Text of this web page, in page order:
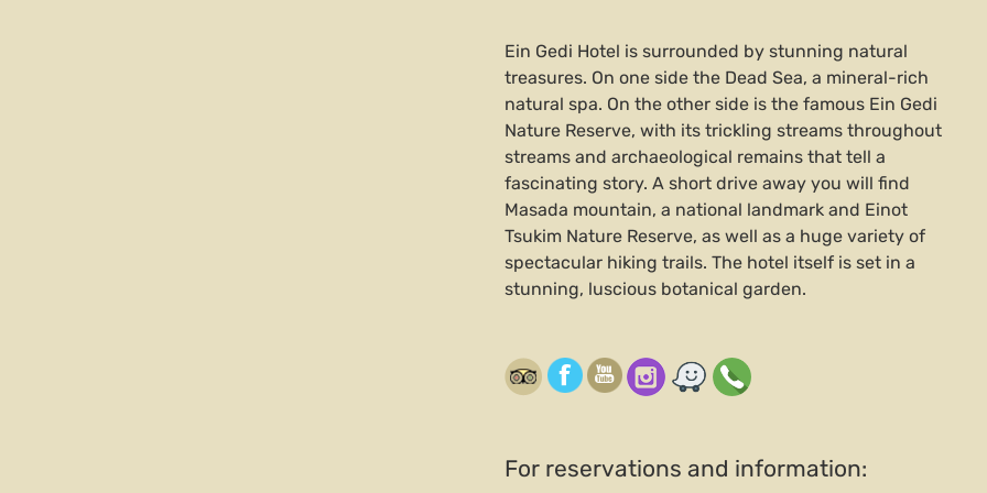
Ein Gedi Hotel is surrounded by stunning natural
treasures. On one side the Dead Sea, a mineral-rich
natural spa. On the other side is the famous Ein Gedi
Nature Reserve, with its trickling streams throughout
streams and archaeological remains that tell a
fascinating story. A short drive away you will find
Masada mountain, a national landmark and Einot
Tsukim Nature Reserve, as well as a huge variety of
spectacular hiking trails. The hotel itself is set in a
stunning, luscious botanical garden.
For reservations and information: